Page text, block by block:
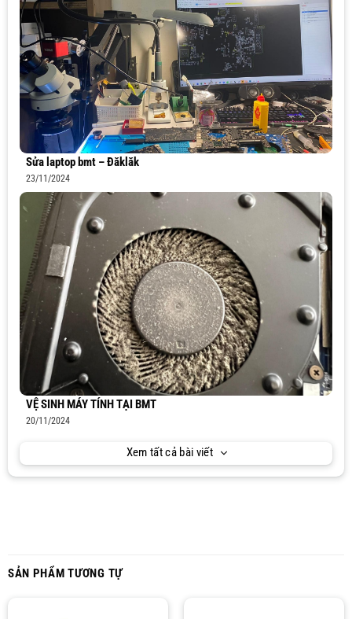
Sửa laptop bmt – Đăklăk
23/11/2024
VỆ SINH MÁY TÍNH TẠI BMT
20/11/2024
Xem tất cả bài viết
SẢN PHẨM TƯƠNG TỰ